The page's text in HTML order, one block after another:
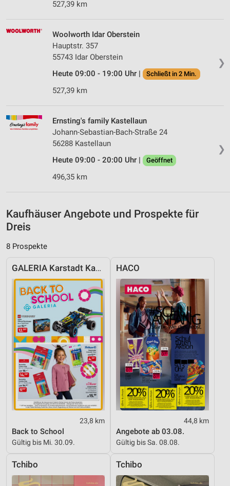
527,39 km
❯
Woolworth Idar Oberstein
Hauptstr. 357
55743 Idar Oberstein
Heute 09:00 - 19:00 Uhr |
Schließt in 2 Min.
527,39 km
❯
Ernsting's family Kastellaun
Johann-Sebastian-Bach-Straße 24
56288 Kastellaun
Heute 09:00 - 20:00 Uhr |
Geöffnet
496,35 km
Kaufhäuser Angebote und Prospekte für
Dreis
8 Prospekte
GALERIA Karstadt Kaufhof
23,8 km
Back to School
Gültig bis Mi. 30.09.
HACO
44,8 km
Angebote ab 03.08.
Gültig bis Sa. 08.08.
Tchibo Tchibo
IAB-Verarbeitungszwecke:
auf einem Endgerät
Verwendung reduzierter Daten zur Auswahl von
Werbeanzeigen
personalisierter Werbung
Erstellung von Profilen zur Personalisierung
Verwendung von Profilen zur Auswahl
personalisierter Inhalte
Messung der Performance von Inhalten
Analyse von Zielgruppen durch Statistiken oder
Kombinationen von Daten aus verschiedenen
Entwicklung und Verbesserung der Angebote
Verwendung reduzierter Daten zur Auswahl von
Inhalten
IAB-Besonderheiten:
Verwendung genauer Standortdaten
Geräte anhand von aktiv angeforderten
Informationen identifizieren
Nicht-IAB-Verarbeitungszwecke:
Notwendig
Performance